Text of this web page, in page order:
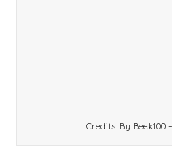
Credits: By Beek100